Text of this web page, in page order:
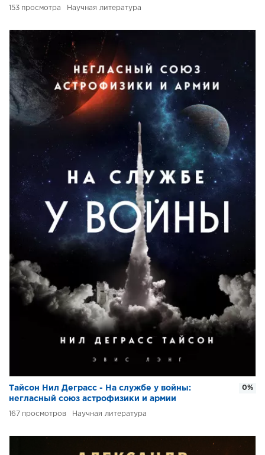
153 Научная литература
Тайсон Нил Деграсс - На службе у войны:
негласный союз астрофизики и армии
167 Научная литература
0%